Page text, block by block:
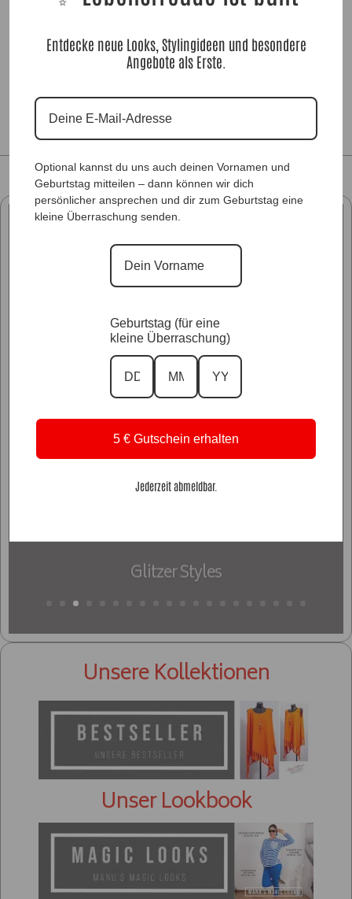
Glitzer Styles
Unsere Kollektionen
Unser Lookbook
Entdecke neue Looks, Stylingideen und besondere
Angebote als Erste.
Optional kannst du uns auch deinen Vornamen und
Geburtstag mitteilen – dann können wir dich
persönlicher ansprechen und dir zum Geburtstag eine
kleine Überraschung senden.
Geburtstag (für eine
kleine Überraschung)
5 € Gutschein erhalten
Jederzeit abmeldbar.